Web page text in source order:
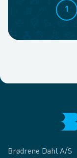
1
Brødrene Dahl A/S